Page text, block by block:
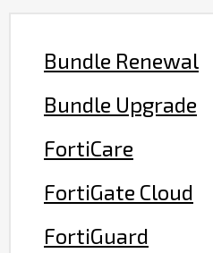
Bundle Renewal
Bundle Upgrade
FortiCare
FortiGate Cloud
FortiGuard